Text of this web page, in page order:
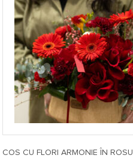
COS CU FLORI ARMONIE ÎN ROSU